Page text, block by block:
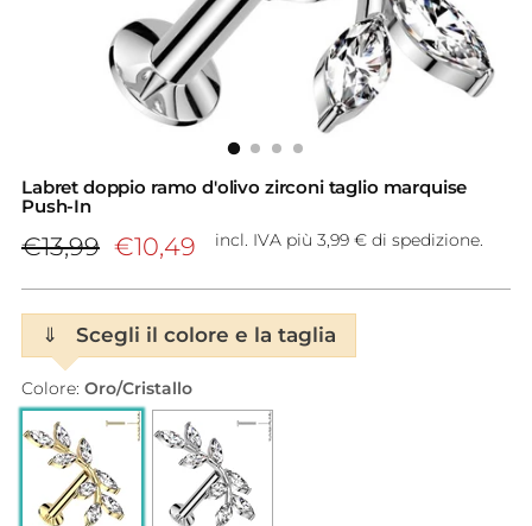
Labret doppio ramo d'olivo zirconi taglio marquise
Push-In
Prezzo
listino
€13,99 €10,49 incl. IVA più 3,99 € di spedizione.
⇓ Scegli il colore e la taglia
Colore: Oro/Cristallo